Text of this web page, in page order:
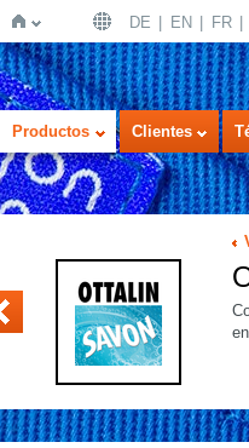
Inicio
DE EN FR
Productos Clientes